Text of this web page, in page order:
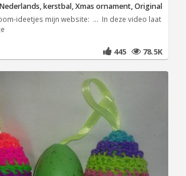
kerstbal, Xmas ornament, Original
ideetjes mijn website: ... In deze video laat
445 78.5K